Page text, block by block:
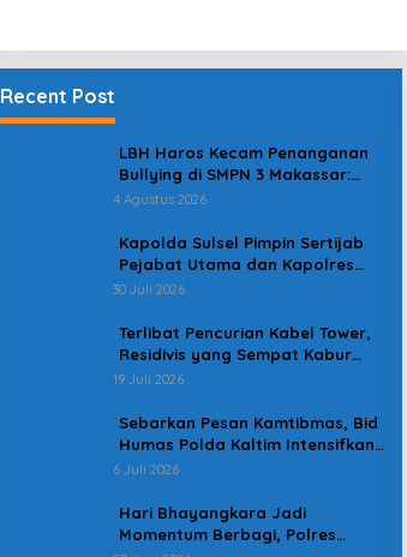
Recent Post
LBH Haros Kecam Penanganan
Bullying di SMPN 3 Makassar:
Korban Justru Dipaksa Pindah
4 Agustus 2026
Kapolda Sulsel Pimpin Sertijab
Pejabat Utama dan Kapolres
Jajaran Serta Lantik Karolog
30 Juli 2026
Terlibat Pencurian Kabel Tower,
Residivis yang Sempat Kabur
Berhasil Ditangkap Tim
19 Juli 2026
Sebarkan Pesan Kamtibmas, Bid
Humas Polda Kaltim Intensifkan
Pemasangan Spanduk serta
6 Juli 2026
Hari Bhayangkara Jadi
Momentum Berbagi, Polres